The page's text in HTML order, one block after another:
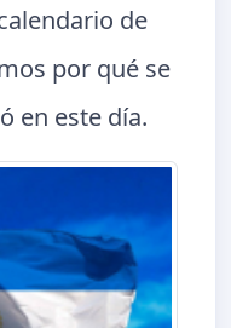
de
por qué se
en este día.